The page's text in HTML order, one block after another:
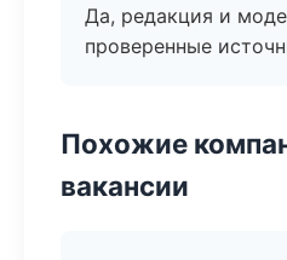
Да, редакция и
проверенные
Похожие
вакансии